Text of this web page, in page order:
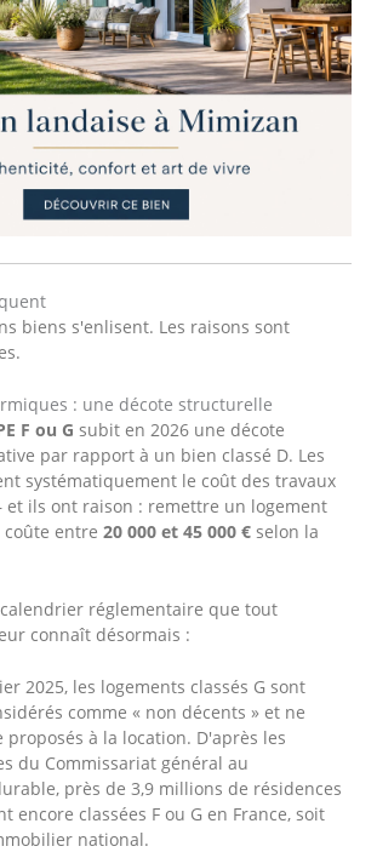
biens s'enlisent. Les raisons sont
: une décote structurelle
F ou G subit en 2026 une décote
par rapport à un bien classé D. Les
systématiquement le coût des travaux
ils ont raison : remettre un logement
coûte entre20 000 et 45 000 € selon la
réglementaire que tout
connaît désormais :
2025, les logements classés G sont
comme « non décents » et ne
à la location. D'après les
du Commissariat général au
près de 3,9 millions de résidences
encore classées F ou G en France, soit
national.